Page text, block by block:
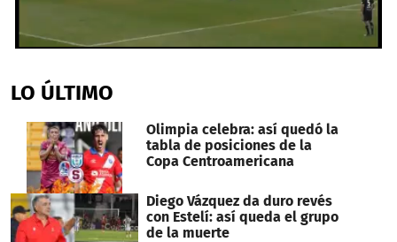
of
21
LO ÚLTIMO
Olimpia celebra: así quedó la
tabla de posiciones de la
Copa Centroamericana
Diego Vázquez da duro revés
con Estelí: así queda el grupo
de la muerte